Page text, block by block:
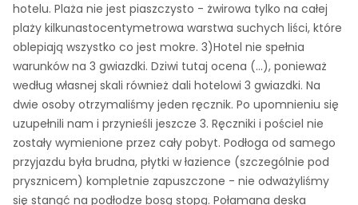
hotelu. Plaża nie jest piaszczysto - żwirowa tylko na całej
plaży kilkunastocentymetrowa warstwa suchych liści, które
oblepiają wszystko co jest mokre. 3)Hotel nie spełnia
warunków na 3 gwiazdki. Dziwi tutaj ocena (...), ponieważ
według własnej skali również dali hotelowi 3 gwiazdki. Na
dwie osoby otrzymaliśmy jeden ręcznik. Po upomnieniu się
uzupełnili nam i przynieśli jeszcze 3. Ręczniki i pościel nie
zostały wymienione przez cały pobyt. Podłoga od samego
przyjazdu była brudna, płytki w łazience (szczególnie pod
prysznicem) kompletnie zapuszczone - nie odważyliśmy
się stanąć na podłodze bosą stopą. Połamana deska